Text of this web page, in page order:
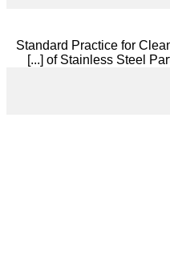
Standard Practice for
of Stainless Steel